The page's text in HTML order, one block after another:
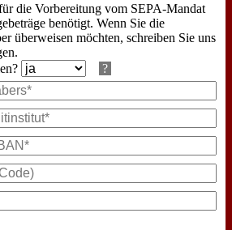
die Vorbereitung vom SEPA-Mandat
benötigt. Wenn Sie die
überweisen möchten, schreiben Sie uns
?